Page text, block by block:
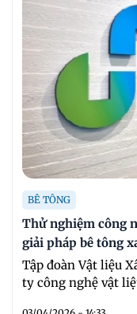
BÊ TÔNG
Thử nghiệm công
giải pháp bê tông
Tập đoàn Vật liệu
ty công nghệ vật